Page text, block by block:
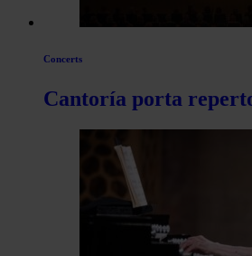
Concerts
Cantoría porta